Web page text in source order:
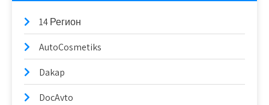
14 Регион
AutoCosmetiks
Dakap
DocAvto